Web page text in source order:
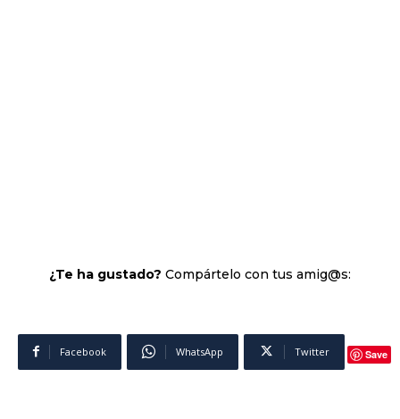
¿Te ha gustado? Compártelo con tus amig@s:
Facebook WhatsApp Twitter Save